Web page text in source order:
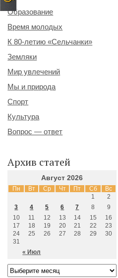
Образование
Время молодых
К 80-летию «Сельчанки»
Земляки
Мир увлечений
Мы и природа
Спорт
Культура
Вопрос — ответ
Архив статей
Август 2026
Пн Вт Ср Чт Пт Сб Вс
« Июл
1
2
3
4 5 6 7 8
9
10
11 12 13 14 15
16
17
18 19 20 21 22
23
24
25 26 27 28 29
30
31